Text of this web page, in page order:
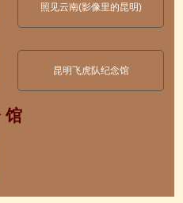
照见云南(影像里的昆明)
昆明飞虎队纪念馆
馆